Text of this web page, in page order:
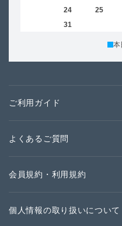
24 25
31
本
ご利用ガイド
よくあるご質問
会員規約・利用規約
個人情報の取り扱いについて